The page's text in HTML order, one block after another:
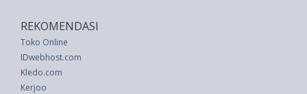
REKOMENDASI
Toko Online
IDwebhost.com
Kledo.com
Kerjoo